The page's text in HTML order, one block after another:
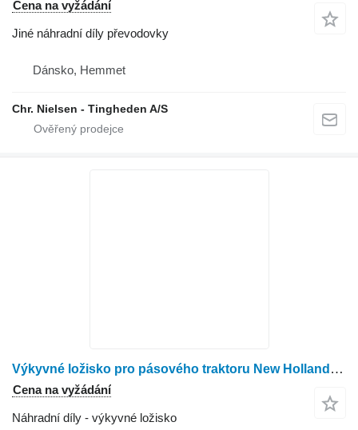
Cena na vyžádání
Jiné náhradní díly převodovky
Dánsko, Hemmet
Chr. Nielsen - Tingheden A/S
Výkyvné ložisko pro pásového traktoru New Holland 264-12
Cena na vyžádání
Náhradní díly - výkyvné ložisko